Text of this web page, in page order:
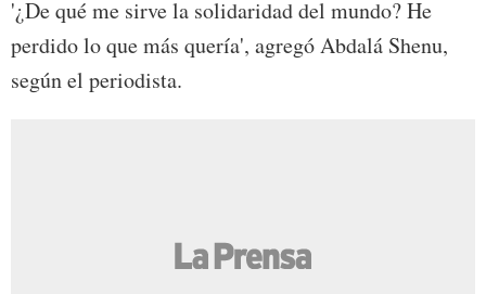
'¿De qué me sirve la solidaridad del mundo? He
perdido lo que más quería', agregó Abdalá Shenu,
según el periodista.